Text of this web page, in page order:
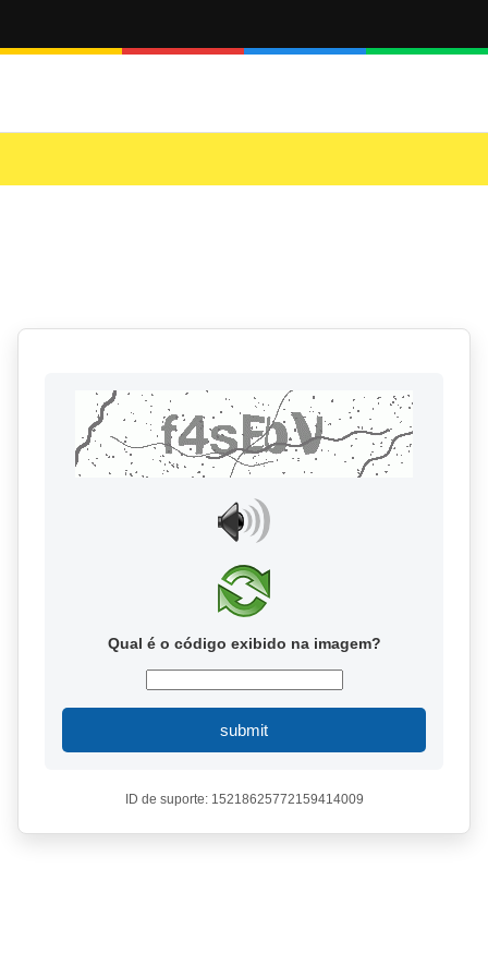
Qual é o código exibido na imagem?
submit
ID de suporte: 15218625772159414009